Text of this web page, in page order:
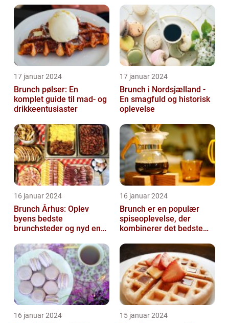
17 januar 2024
Brunch pølser: En
komplet guide til mad- og
drikkeentusiaster
17 januar 2024
Brunch i Nordsjælland -
En smagfuld og historisk
oplevelse
16 januar 2024
Brunch Århus: Oplev
byens bedste
brunchsteder og nyd en
madoplevelse
16 januar 2024
Brunch er en populær
spiseoplevelse, der
kombinerer det bedste
frokost
16 januar 2024 15 januar 2024